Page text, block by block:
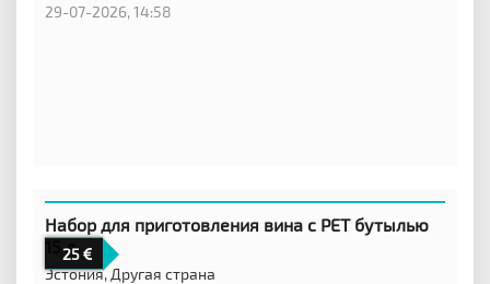
29-07-2026, 14:58
25
Набор для приготовления вина с PET бутылью
15 л
Эстония, Другая страна